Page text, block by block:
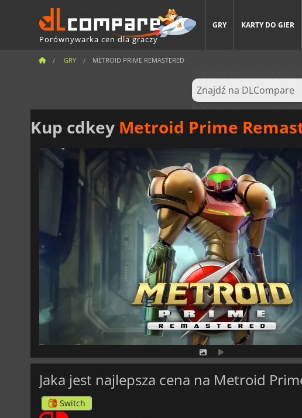
Porównywarka cen dla graczy
GRY KARTY DO GIER
GRY METROID PRIME REMASTERED
Kup cdkey Metroid Prime
Jaka jest najlepsza cena na Metroid
Switch